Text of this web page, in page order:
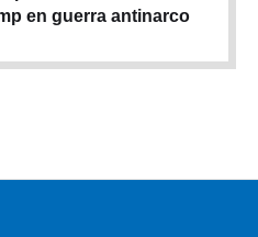
en guerra antinarco